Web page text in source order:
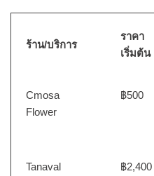
ร้าน/บริการ
ราคา
เริ่มต้น
Cmosa
Flower
฿500
Tanaval
฿2,400